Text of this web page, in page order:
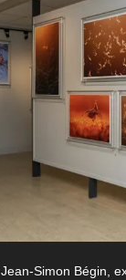
Jean-Simon Bégin,